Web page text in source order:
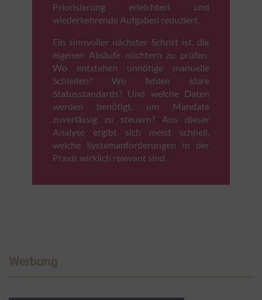
Priorisierung erleichtert und
wiederkehrende Aufgaben reduziert.
Ein sinnvoller nächster Schritt ist, die
eigenen Abläufe nüchtern zu prüfen:
Wo entstehen unnötige manuelle
Schleifen? Wo fehlen klare
Statusstandards? Und welche Daten
werden benötigt, um Mandate
zuverlässig zu steuern? Aus dieser
Analyse ergibt sich meist schnell,
welche Systemanforderungen in der
Praxis wirklich relevant sind.
Werbung